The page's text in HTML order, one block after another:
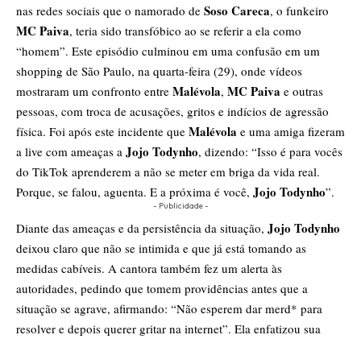
nas redes sociais que o namorado de Soso Careca, o funkeiro
MC Paiva, teria sido transfóbico ao se referir a ela como
“homem”. Este episódio culminou em uma confusão em um
shopping de São Paulo, na quarta-feira (29), onde vídeos
mostraram um confronto entre Malévola, MC Paiva e outras
pessoas, com troca de acusações, gritos e indícios de agressão
física. Foi após este incidente que Malévola e uma amiga fizeram
a live com ameaças a Jojo Todynho, dizendo: “Isso é para vocês
do TikTok aprenderem a não se meter em briga da vida real.
Porque, se falou, aguenta. E a próxima é você, Jojo Todynho”.
- Publicidade -
Diante das ameaças e da persistência da situação, Jojo Todynho
deixou claro que não se intimida e que já está tomando as
medidas cabíveis. A cantora também fez um alerta às
autoridades, pedindo que tomem providências antes que a
situação se agrave, afirmando: “Não esperem dar merd* para
resolver e depois querer gritar na internet”. Ela enfatizou sua